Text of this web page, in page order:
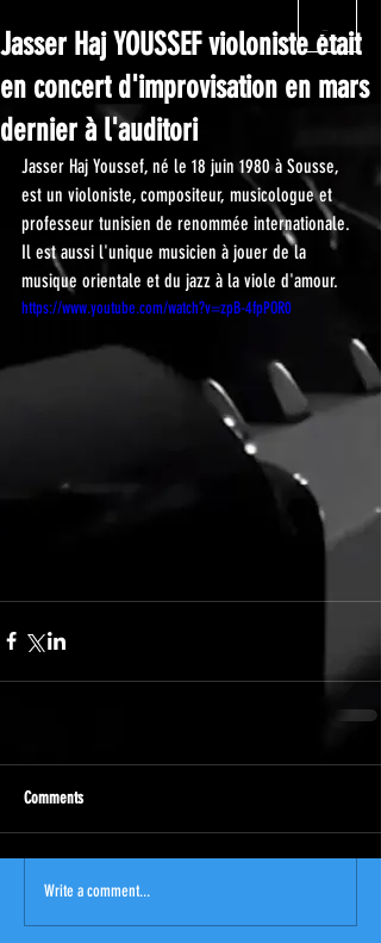
Jasser Haj YOUSSEF violoniste était
en concert d'improvisation en mars
dernier à l'auditori
Jasser Haj Youssef, né le 18 juin 1980 à Sousse,
est un violoniste, compositeur, musicologue et
professeur tunisien de renommée internationale.
Il est aussi l'unique musicien à jouer de la
musique orientale et du jazz à la viole d'amour.
https://www.youtube.com/watch?v=zpB-4fpPOR0
Comments
Write a comment...